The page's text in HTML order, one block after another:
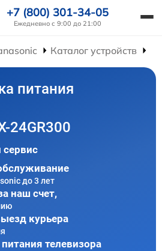
+7 (800) 301-34-05
Ежедневно с 9:00 до 21:00
Каталог устройств
питания
24GR300
до 3 лет
наш счет,
курьера
телевизора